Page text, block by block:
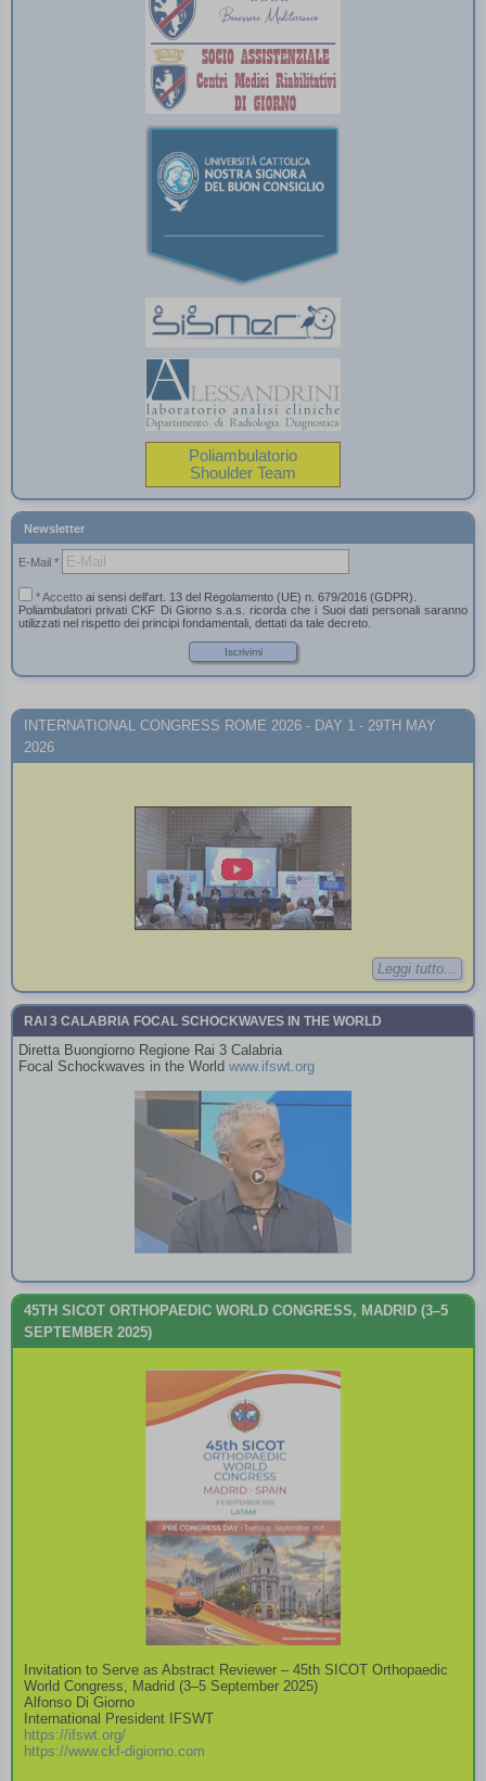
Poliambulatorio
Shoulder Team
Newsletter
E-Mail *
* Accetto ai sensi dell'art. 13 del Regolamento (UE) n. 679/2016 (GDPR).
Poliambulatori privati CKF Di Giorno s.a.s. ricorda che i Suoi dati personali saranno
utilizzati nel rispetto dei principi fondamentali, dettati da tale decreto.
INTERNATIONAL CONGRESS ROME 2026 - DAY 1 - 29TH MAY
2026
Leggi tutto...
RAI 3 CALABRIA FOCAL SCHOCKWAVES IN THE WORLD
Diretta Buongiorno Regione Rai 3 Calabria
Focal Schockwaves in the World www.ifswt.org
45TH SICOT ORTHOPAEDIC WORLD CONGRESS, MADRID (3–5
SEPTEMBER 2025)
Invitation to Serve as Abstract Reviewer – 45th SICOT Orthopaedic
World Congress, Madrid (3–5 September 2025)
Alfonso Di Giorno
International President IFSWT
https://ifswt.org/
https://www.ckf-digiorno.com